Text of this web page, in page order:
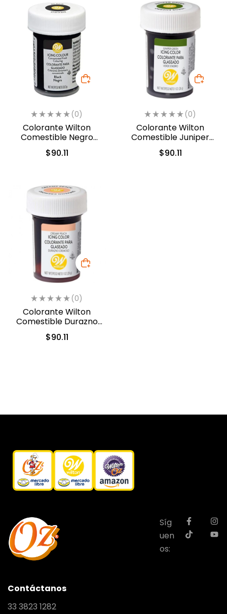
(0)
Colorante Wilton
Comestible Negro
28.3gr. (610-981)
$90.11
(0)
Colorante Wilton
Comestible Juniper
Green/Verde Enebro
28.3gr. (610-234)
$90.11
(0)
Colorante Wilton
Comestible Durazno
Cremoso/Creamy
Peach 28.3gr. (610-210)
$90.11
Síg
uen
os:
Contáctanos
33 3823 1282